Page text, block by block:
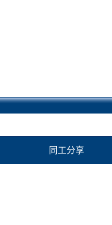
同工分享